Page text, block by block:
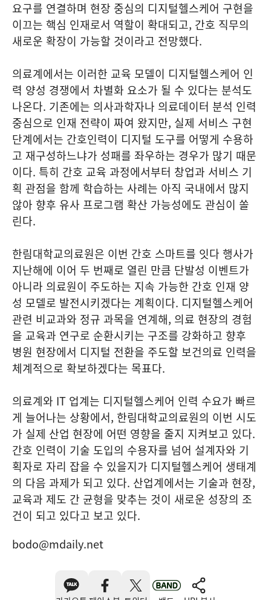
요구를 연결하며 현장 중심의 디지털헬스케어 구현을
이끄는 핵심 인재로서 역할이 확대되고, 간호 직무의
새로운 확장이 가능할 것이라고 전망했다.
의료계에서는 이러한 교육 모델이 디지털헬스케어 인
력 양성 경쟁에서 차별화 요소가 될 수 있다는 분석도
나온다. 기존에는 의사과학자나 의료데이터 분석 인력
중심으로 인재 전략이 짜여 왔지만, 실제 서비스 구현
단계에서는 간호인력이 디지털 도구를 어떻게 수용하
고 재구성하느냐가 성패를 좌우하는 경우가 많기 때문
이다. 특히 간호 교육 과정에서부터 창업과 서비스 기
획 관점을 함께 학습하는 사례는 아직 국내에서 많지
않아 향후 유사 프로그램 확산 가능성에도 관심이 쏠
린다.
한림대학교의료원은 이번 간호 스마트를 잇다 행사가
지난해에 이어 두 번째로 열린 만큼 단발성 이벤트가
아니라 의료원이 주도하는 지속 가능한 간호 인재 양
성 모델로 발전시키겠다는 계획이다. 디지털헬스케어
관련 비교과와 정규 과목을 연계해, 의료 현장의 경험
을 교육과 연구로 순환시키는 구조를 강화하고 향후
병원 현장에서 디지털 전환을 주도할 보건의료 인력을
체계적으로 확보하겠다는 목표다.
의료계와 IT 업계는 디지털헬스케어 인력 수요가 빠르
게 늘어나는 상황에서, 한림대학교의료원의 이번 시도
가 실제 산업 현장에 어떤 영향을 줄지 지켜보고 있다.
간호 인력이 기술 도입의 수용자를 넘어 설계자와 기
획자로 자리 잡을 수 있을지가 디지털헬스케어 생태계
의 다음 과제가 되고 있다. 산업계에서는 기술과 현장,
교육과 제도 간 균형을 맞추는 것이 새로운 성장의 조
건이 되고 있다고 보고 있다.
bodo@mdaily.net